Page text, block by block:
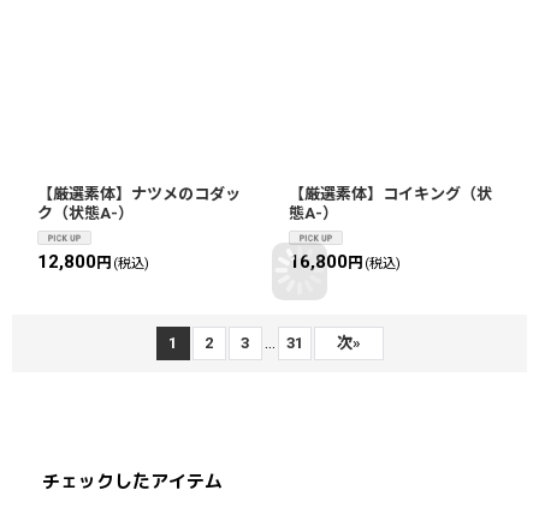
【厳選素体】ナツメのコダッ
ク（状態A-）
12,800円 (税込)
【厳選素体】コイキング（状
態A-）
16,800円 (税込)
1 2 3 ... 31 次»
チェックしたアイテム